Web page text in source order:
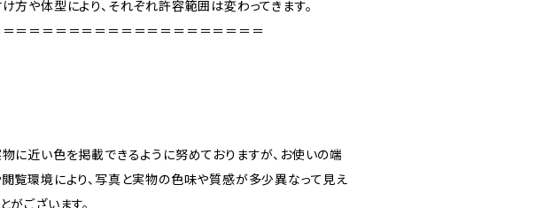
方や体型により、それぞれ許容範囲は変わってきます。
＝＝＝＝＝＝＝＝＝＝＝＝＝＝＝＝＝＝＝＝
に近い色を掲載できるように努めておりますが、お使いの端
覧環境により、写真と実物の色味や質感が多少異なって見え
がございます。